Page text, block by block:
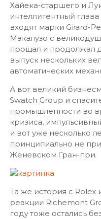
Хайека-старшего и
интеллигентный
входят марки Girard-
Макалузо с
прощал и продолжал
выпуск нескольких
автоматических
А вот великий
Swatch Group и
промышленности во
кризиса,
и вот уже несколько
принципиально не
Женевском Гран-при.
Та же история с
реакции Richemont
году тоже остались